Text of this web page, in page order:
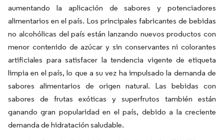
aumentando la aplicación de sabores y potenciadores
alimentarios en el país. Los principales fabricantes de bebidas
no alcohólicas del país están lanzando nuevos productos con
menor contenido de azúcar y sin conservantes ni colorantes
artificiales para satisfacer la tendencia vigente de etiqueta
limpia en el país, lo que a su vez ha impulsado la demanda de
sabores alimentarios de origen natural. Las bebidas con
sabores de frutas exóticas y superfrutos también están
ganando gran popularidad en el país, debido a la creciente
demanda de hidratación saludable.